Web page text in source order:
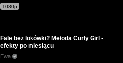
1080p
Fale bez lokówki? Metoda Curly Girl -
efekty po miesiącu
Ewa